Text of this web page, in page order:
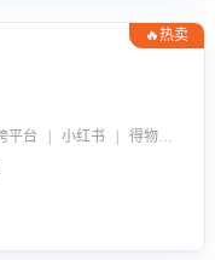
🔥热卖
京东 | 抖音 | 快手 | 拼多多 | 淘宝 | 跨平台 | 小红书 | 得物 | 企业微信